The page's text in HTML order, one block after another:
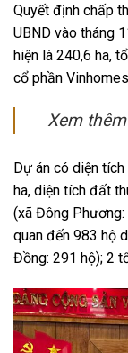
Quyết định chấp
UBND vào tháng
hiện là 240,6 ha,
cổ phần
Xem
Dự án có diện
ha, diện tích đất
(xã Đông
quan đến 983 hộ
Đồng: 291 hộ); 2